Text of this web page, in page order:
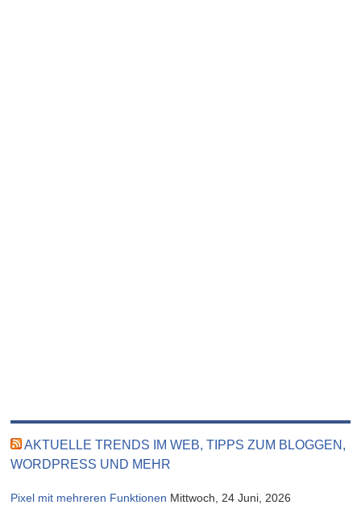
AKTUELLE TRENDS IM WEB, TIPPS ZUM BLOGGEN,
WORDPRESS UND MEHR
Pixel mit mehreren Funktionen Mittwoch, 24 Juni, 2026